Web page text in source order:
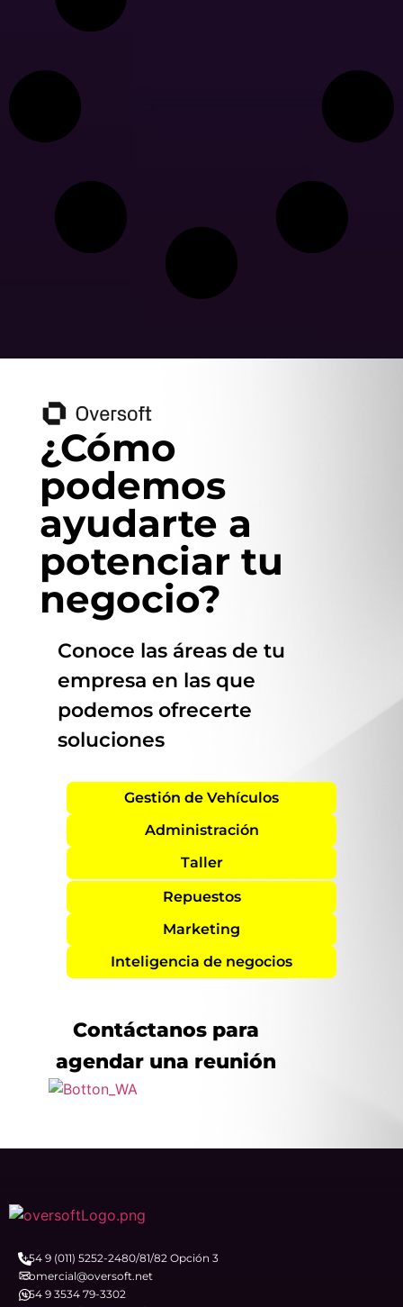
¿Cómo
podemos
ayudarte a
potenciar tu
negocio?
Conoce las áreas de tu
empresa en las que
podemos ofrecerte
soluciones
Gestión de Vehículos
Administración
Taller
Repuestos
Marketing
Inteligencia de negocios
Contáctanos para
agendar una reunión
+54 9 (011) 5252-2480/81/82 Opción 3
comercial@oversoft.net
+54 9 3534 79-3302